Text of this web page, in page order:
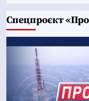
Cпецпроєкт